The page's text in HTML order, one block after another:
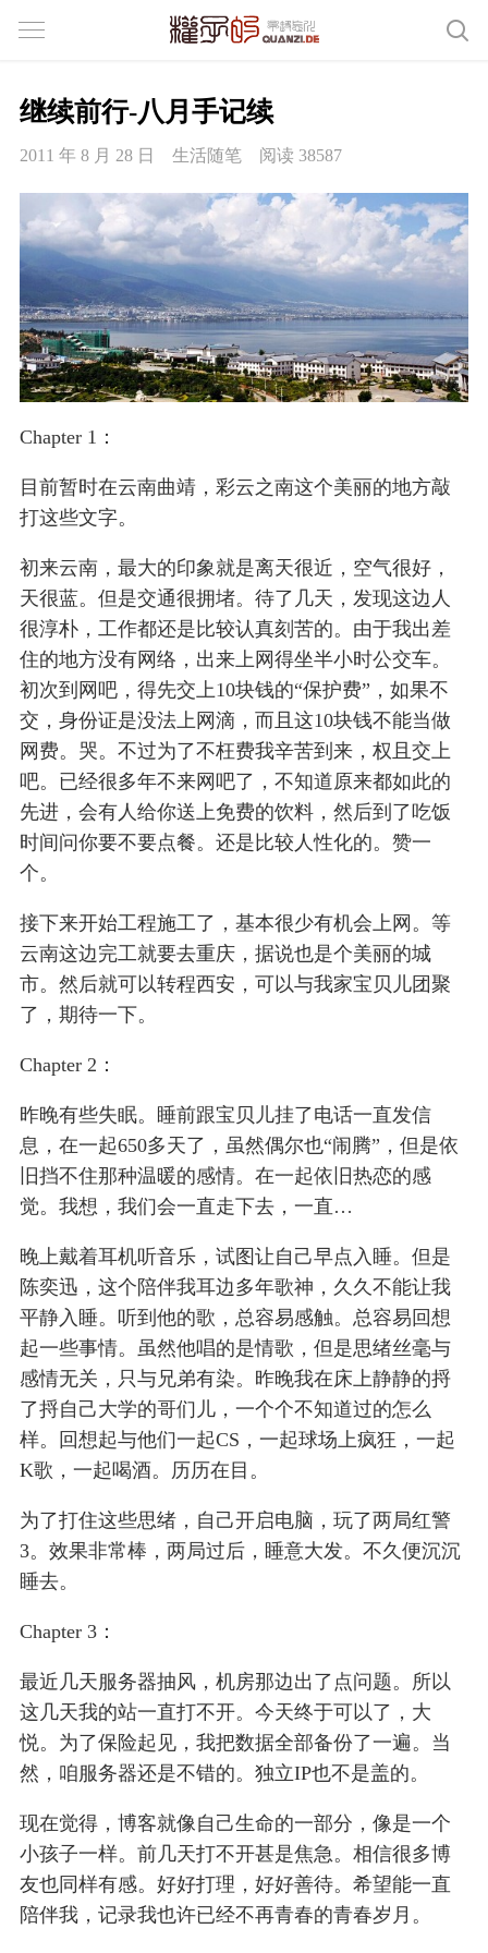
继续前行-八月手记续
2011 年 8 月 28 日 生活随笔 阅读 38587
Chapter 1：
目前暂时在云南曲靖，彩云之南这个美丽的地方敲
打这些文字。
初来云南，最大的印象就是离天很近，空气很好，
天很蓝。但是交通很拥堵。待了几天，发现这边人
很淳朴，工作都还是比较认真刻苦的。由于我出差
住的地方没有网络，出来上网得坐半小时公交车。
初次到网吧，得先交上10块钱的“保护费”，如果不
交，身份证是没法上网滴，而且这10块钱不能当做
网费。哭。不过为了不枉费我辛苦到来，权且交上
吧。已经很多年不来网吧了，不知道原来都如此的
先进，会有人给你送上免费的饮料，然后到了吃饭
时间问你要不要点餐。还是比较人性化的。赞一
个。
接下来开始工程施工了，基本很少有机会上网。等
云南这边完工就要去重庆，据说也是个美丽的城
市。然后就可以转程西安，可以与我家宝贝儿团聚
了，期待一下。
Chapter 2：
昨晚有些失眠。睡前跟宝贝儿挂了电话一直发信
息，在一起650多天了，虽然偶尔也“闹腾”，但是依
旧挡不住那种温暖的感情。在一起依旧热恋的感
觉。我想，我们会一直走下去，一直…
晚上戴着耳机听音乐，试图让自己早点入睡。但是
陈奕迅，这个陪伴我耳边多年歌神，久久不能让我
平静入睡。听到他的歌，总容易感触。总容易回想
起一些事情。虽然他唱的是情歌，但是思绪丝毫与
感情无关，只与兄弟有染。昨晚我在床上静静的捋
了捋自己大学的哥们儿，一个个不知道过的怎么
样。回想起与他们一起CS，一起球场上疯狂，一起
K歌，一起喝酒。历历在目。
为了打住这些思绪，自己开启电脑，玩了两局红警
3。效果非常棒，两局过后，睡意大发。不久便沉沉
睡去。
Chapter 3：
最近几天服务器抽风，机房那边出了点问题。所以
这几天我的站一直打不开。今天终于可以了，大
悦。为了保险起见，我把数据全部备份了一遍。当
然，咱服务器还是不错的。独立IP也不是盖的。
现在觉得，博客就像自己生命的一部分，像是一个
小孩子一样。前几天打不开甚是焦急。相信很多博
友也同样有感。好好打理，好好善待。希望能一直
陪伴我，记录我也许已经不再青春的青春岁月。